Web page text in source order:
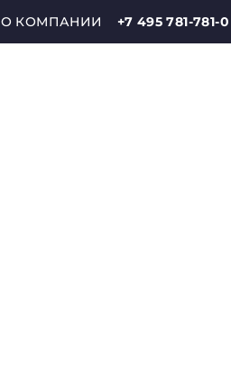
О КОМПАНИИ +7 495 781-781-0